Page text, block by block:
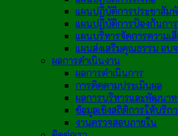
แผนปฏิบัติการประชาสัม
แผนปฏิบัติการป้องกันกา
แผนบริหารจัดการความเสี่
แผนส่งเสริมคุณธรรม อบ
ผลการดำเนินงาน
ผลการดำเนินการ
การติดตามประเมินผล
ผลการบริหารและพัฒนา
ข้อมูลเชิงสถิติการให้บริก
งานตรวจสอบภายใน